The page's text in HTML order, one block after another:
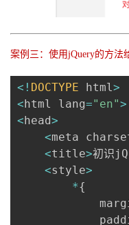
案例三：使用jQuery的方法
< ! DOCTYPE html >
<html lang="en">
<head>
<meta
<title>初识
<style>
*{